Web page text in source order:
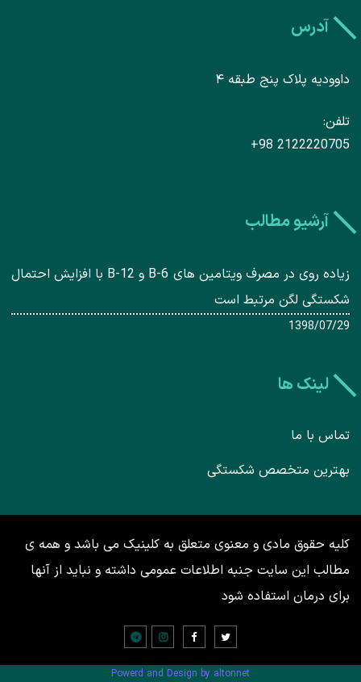
آدرس
داوودیه پلاک پنج طبقه ۴
تلفن
+98 2122220705
آرشیو مطالب
زیاده روی در مصرف ویتامین های B-6 و B-12 با افزایش احتمال
شکستگی لگن مرتبط است
1398/07/29
لینک ها
تماس با ما
بهترین متخصص شکستگی
کلیه حقوق مادی و معنوی متعلق به کلینیک می باشد و همه ی
مطالب این سایت جنبه اطلاعات عمومی داشته و نباید از آنها
برای درمان استفاده شود
Powerd and Design by altonnet